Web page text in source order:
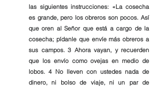
las siguientes instrucciones: «La cosecha
es grande, pero los obreros son pocos. Así
que oren al Señor que está a cargo de la
cosecha; pídanle que envíe más obreros a
sus campos. 3 Ahora vayan, y recuerden
que los envío como ovejas en medio de
lobos. 4 No lleven con ustedes nada de
dinero, ni bolso de viaje, ni un par de